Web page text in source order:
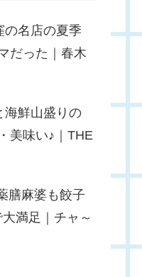
の名店の夏季
だった｜春木
海鮮山盛りの
美味い♪｜THE
膳麻婆も餃子
満足｜チャ～